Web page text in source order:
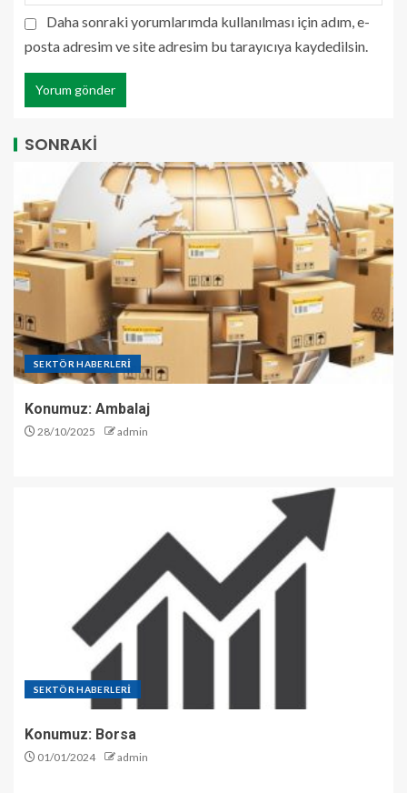
Daha sonraki yorumlarımda kullanılması için adım, e-
posta adresim ve site adresim bu tarayıcıya kaydedilsin.
SONRAKİ
SEKTÖR HABERLERİ
Konumuz: Ambalaj
28/10/2025 admin
SEKTÖR HABERLERİ
Konumuz: Borsa
01/01/2024 admin